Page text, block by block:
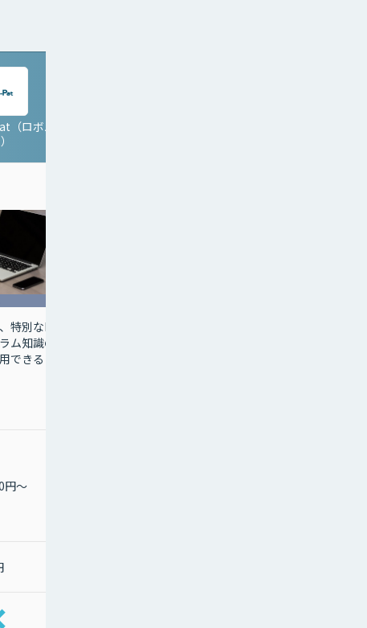
（ロボパ
特別なIT
ム知識の
できる
円～